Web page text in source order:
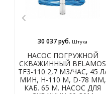
НАСОС ПОГРУЖНОЙ
СКВАЖИННЫЙ BELAMOS
TF3-110 2,7 М3/ЧАС, 45
МИН, Н-110 М, D-78 ММ,
КАБ. 65 М. НАСОС ДЛЯ
30 037 руб. Штука